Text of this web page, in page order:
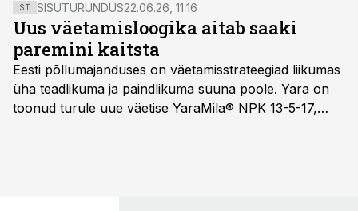
ST SISUTURUNDUS22.06.26, 11:16
Uus väetamisloogika aitab saaki
paremini kaitsta
Eesti põllumajanduses on väetamisstrateegiad liikumas
üha teadlikuma ja paindlikuma suuna poole. Yara on
toonud turule uue väetise YaraMila® NPK 13-5-17,